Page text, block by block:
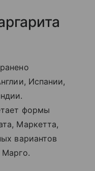
Испании,
формы
Маркетта,
вариантов
Марго.